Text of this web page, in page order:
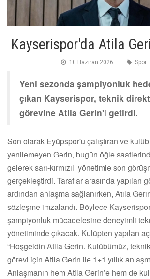
Kayserispor'da Atila
10 Haziran 2026 Spor
Yeni sezonda şampiyonluk
çıkan Kayserispor, teknik
görevine Atila Gerin'i getirdi.
Son olarak Eyüpspor'u çalıştıran ve
yenilemeyen Gerin, bugün öğle
gelerek sarı-kırmızılı yönetimle son
gerçekleştirdi. Taraflar arasında yapılan
ardından anlaşma sağlanırken, Atila
sözleşme imzalandı. Böylece
şampiyonluk mücadelesine deneyimli
yönetiminde çıkacak. Kulüpten yapılan
“Hoşgeldin Atila Gerin. Kulübümüz,
görevi için Atila Gerin ile 1+1 yıllık
Anlaşmanın hem Atila Gerin’e hem de